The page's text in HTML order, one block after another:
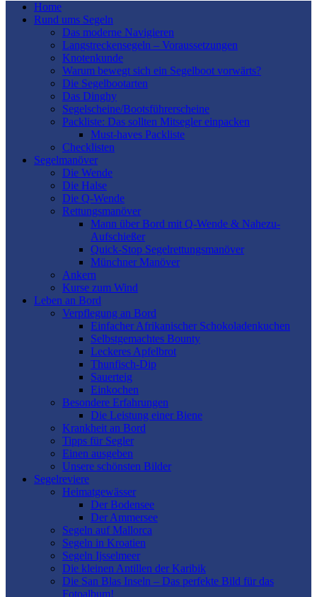
Home
Rund ums Segeln
Das moderne Navigieren
Langstreckensegeln – Voraussetzungen
Knotenkunde
Warum bewegt sich ein Segelboot vorwärts?
Die Segelbootarten
Das Dinghy
Segelscheine/Bootsführerscheine
Packliste: Das sollten Mitsegler einpacken
Must-haves Packliste
Checklisten
Segelmanöver
Die Wende
Die Halse
Die Q-Wende
Rettungsmanöver
Mann über Bord mit Q-Wende & Nahezu-
Aufschießer
Quick-Stop Segelrettungsmanöver
Münchner Manöver
Ankern
Kurse zum Wind
Leben an Bord
Verpflegung an Bord
Einfacher Afrikanischer Schokoladenkuchen
Selbstgemachtes Bounty
Leckeres Apfelbrot
Thunfisch-Dip
Sauerteig
Einkochen
Besondere Erfahrungen
Die Leistung einer Biene
Krankheit an Bord
Tipps für Segler
Einen ausgeben
Unsere schönsten Bilder
Segelreviere
Heimatgewässer
Der Bodensee
Der Ammersee
Segeln auf Mallorca
Segeln in Kroatien
Segeln Ijsselmeer
Die kleinen Antillen der Karibik
Die San Blas Inseln – Das perfekte Bild für das
Fotoalbum!